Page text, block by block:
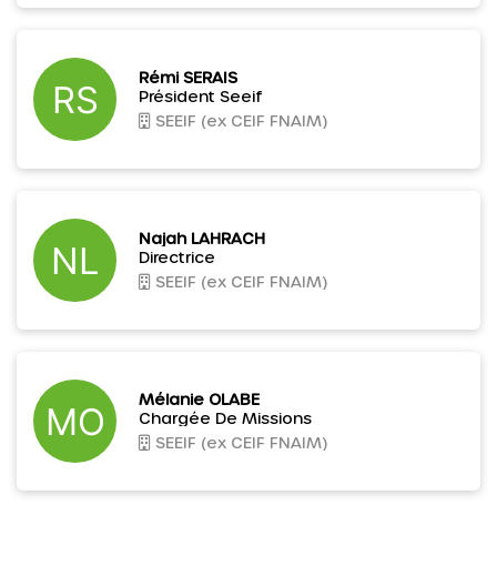
Rémi SERAIS
Président Seeif
SEEIF (ex CEIF FNAIM)
Najah LAHRACH
Directrice
SEEIF (ex CEIF FNAIM)
Mélanie OLABE
Chargée De Missions
SEEIF (ex CEIF FNAIM)